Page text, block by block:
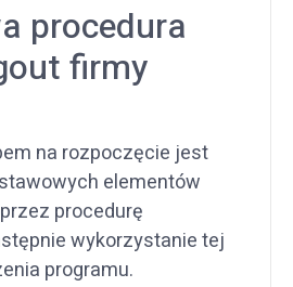
procedura
firmy
na rozpoczęcie jest
elementów
procedurę
wykorzystanie tej
programu.